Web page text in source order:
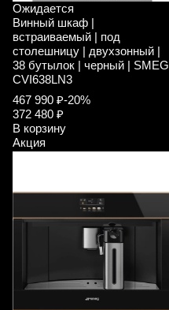
Ожидается
Винный шкаф |
встраиваемый | под
столешницу | двухзонный |
38 бутылок | черный | SMEG
CVI638LN3
467 990 ₽-20%
372 480 ₽
В корзину
Акция